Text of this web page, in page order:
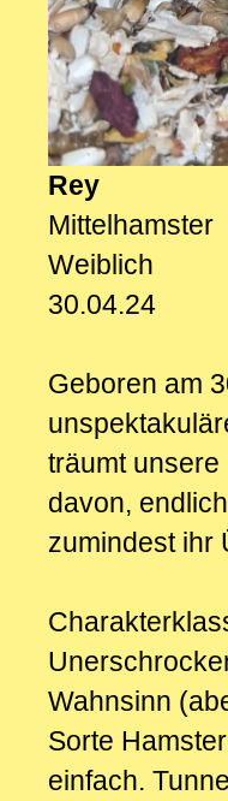
Rey
Mittelhamster
Weiblich
30.04.24
Geboren am
träumt
davon,
zumindest ihr
Wahnsinn
Sorte
einfach.